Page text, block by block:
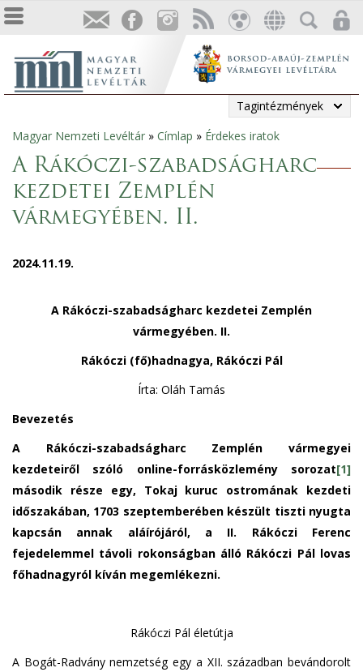
Tagintézmények
Jelenlegi
hely
Magyar Nemzeti Levéltár » Címlap » Érdekes iratok
A Rákóczi-szabadságharc
kezdetei Zemplén
vármegyében. II.
2024.11.19.
A Rákóczi-szabadságharc kezdetei Zemplén
vármegyében. II.
Rákóczi (fő)hadnagya, Rákóczi Pál
Írta: Oláh Tamás
Bevezetés
A Rákóczi-szabadságharc Zemplén vármegyei
kezdeteiről szóló online-forrásközlemény sorozat[1]
második része egy, Tokaj kuruc ostromának kezdeti
időszakában, 1703 szeptemberében készült tiszti nyugta
kapcsán annak aláírójáról, a II. Rákóczi Ferenc
fejedelemmel távoli rokonságban álló Rákóczi Pál lovas
főhadnagyról kíván megemlékezni.
Rákóczi Pál életútja
A Bogát-Radvány nemzetség egy a XII. században bevándorolt